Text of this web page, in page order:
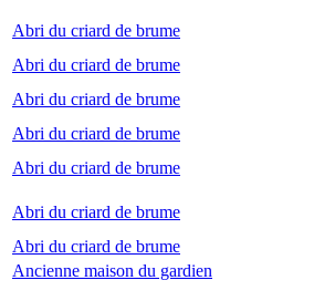
Abri du criard de brume
Abri du criard de brume
Abri du criard de brume
Abri du criard de brume
Abri du criard de brume
Abri du criard de brume
Abri du criard de brume
Ancienne maison du gardien